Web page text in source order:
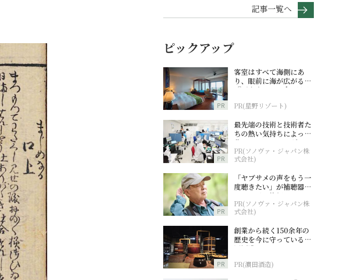
記事一覧へ
ピックアップ
PR
客室はすべて海側にあ
り、眼前に海が広がる
『西表島ホテル by 星野
PR(星野リゾート)
PR
最先端の技術と技術者た
ちの熱い気持ちによって
作られているオーダーメ
イド補聴器
PR(ソノヴァ・ジャパン株
式会社)
PR
「ヤブサメの声をもう一
度聴きたい」が補聴器チ
ャレンジの後押しに
PR(ソノヴァ・ジャパン株
式会社)
PR
創業から続く150余年の
歴史を今に守っている濵
田酒造
PR(濵田酒造)